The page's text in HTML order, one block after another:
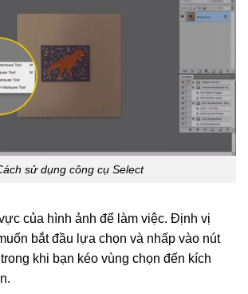
sử dụng công cụ Select
của hình ảnh để làm việc. Định vị
bắt đầu lựa chọn và nhấp vào nút
khi bạn kéo vùng chọn đến kích